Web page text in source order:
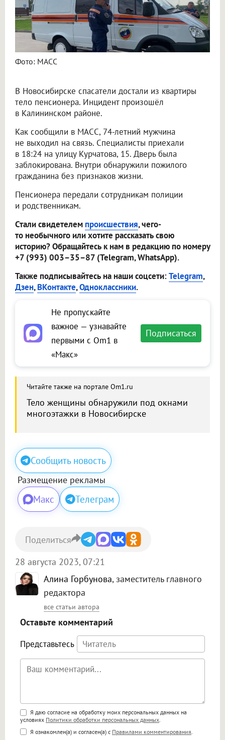
Фото: МАСС
В Новосибирске спасатели достали из квартиры
тело пенсионера. Инцидент произошёл
в Калининском районе.
Как сообщили в МАСС, 74-летний мужчина
не выходил на связь. Специалисты приехали
в 18:24 на улицу Курчатова, 15. Дверь была
заблокирована. Внутри обнаружили пожилого
гражданина без признаков жизни.
Пенсионера передали сотрудникам полиции
и родственникам.
Стали свидетелем происшествия, чего-
то необычного или хотите рассказать свою
историю? Обращайтесь к нам в редакцию по номеру
+7 (993) 003–35–87 (Telegram, WhatsApp).
Также подписывайтесь на наши соцсети:Telegram,
Дзен,ВКонтакте,Одноклассники.
Не пропускайте
важное — узнавайте
первыми с Om1 в
«Макс»
Подписаться
Читайте также на портале Om1.ru
Тело женщины обнаружили под окнами
многоэтажки в Новосибирске
Сообщить новость
Размещение рекламы
Макс Телеграм
Алина Горбунова, заместитель главного
редактора
все статьи автора
28 августа 2023, 07:21
Поделиться
Оставьте комментарий
Представьтесь
Поддержка HTML
<b>, <strong>, <u>, <i>, <em>, <s>, <big>,
<small>, <sup>, <sub>, <pre>, <ul>, <ol>, <li>,
Я даю согласие на обработку моих персональных данных на
условиях Политики обработки персональных данных
Я ознакомлен(а) и согласен(а) с Правилами комментирования